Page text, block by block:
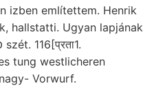
izben említettem. Henrik
hallstatti. Ugyan lapjának
tung westlicheren
Vorwurf.